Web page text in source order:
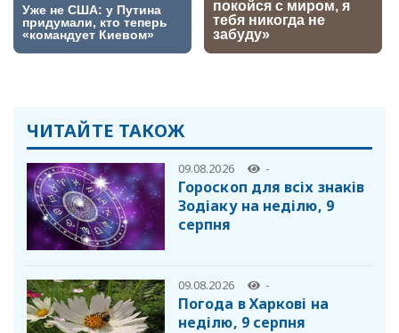
ЧИТАЙТЕ ТАКОЖ
09.08.2026 -
Гороскоп для всіх знаків
Зодіаку на неділю, 9
серпня
09.08.2026 -
Погода в Харкові на
неділю, 9 серпня